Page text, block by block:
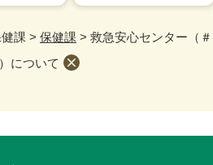
課 > 保健課 > 救急安心センター（
について